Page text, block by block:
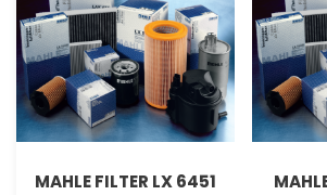
MAHLE FILTER LX 6451